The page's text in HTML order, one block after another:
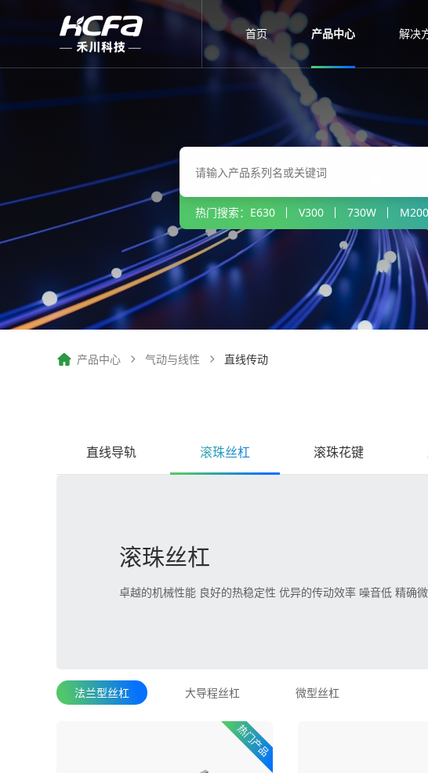
首页 产品中心 解决
热门搜索： E630 V300 730W M200
产品中心 气动与线性 直线传动
直线导轨 滚珠丝杠 滚珠花键
滚珠丝杠
卓越的机械性能 良好的热稳定性 优异的传动效率 噪音低 精确
法兰型丝杠 大导程丝杠 微型丝杠